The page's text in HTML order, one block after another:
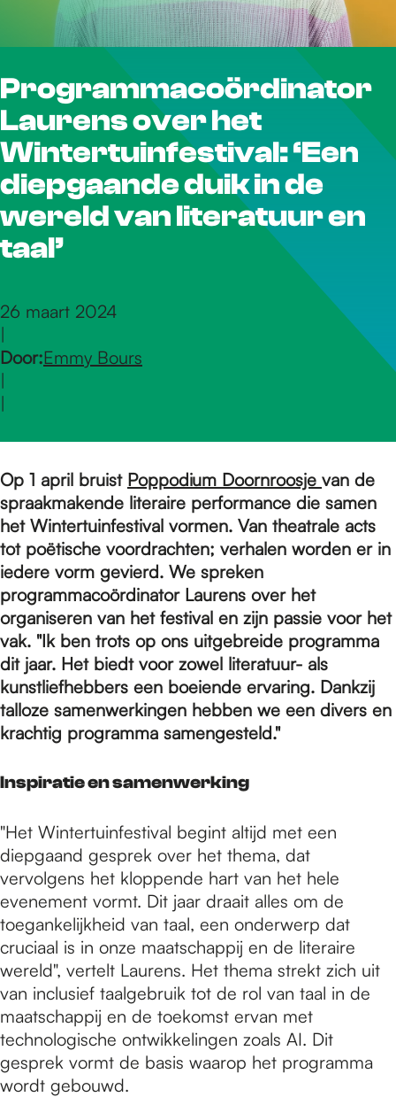
r
d
e
h
p
a
g
e
Programmacoördinator
Laurens over het
Wintertuinfestival: ‘Een
diepgaande duik in de
wereld van literatuur en
taal’
26 maart 2024
|
Door:Emmy Bours
|
|
Op 1 april bruist Poppodium Doornroosje van de
spraakmakende literaire performance die samen
het Wintertuinfestival vormen. Van theatrale acts
tot poëtische voordrachten; verhalen worden er in
iedere vorm gevierd. We spreken
programmacoördinator Laurens over het
organiseren van het festival en zijn passie voor het
vak. "Ik ben trots op ons uitgebreide programma
dit jaar. Het biedt voor zowel literatuur- als
kunstliefhebbers een boeiende ervaring. Dankzij
talloze samenwerkingen hebben we een divers en
krachtig programma samengesteld."
Inspiratie en samenwerking
"Het Wintertuinfestival begint altijd met een
diepgaand gesprek over het thema, dat
vervolgens het kloppende hart van het hele
evenement vormt. Dit jaar draait alles om de
toegankelijkheid van taal, een onderwerp dat
cruciaal is in onze maatschappij en de literaire
wereld", vertelt Laurens. Het thema strekt zich uit
van inclusief taalgebruik tot de rol van taal in de
maatschappij en de toekomst ervan met
technologische ontwikkelingen zoals AI. Dit
gesprek vormt de basis waarop het programma
wordt gebouwd.